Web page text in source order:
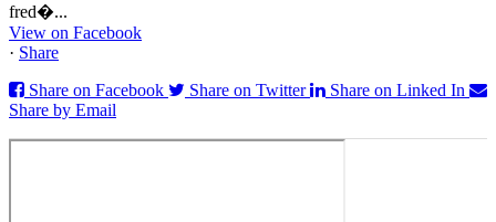
fred�...
View on Facebook
· Share
Share on Facebook
Share on Twitter
Share on Linked In
Share by Email